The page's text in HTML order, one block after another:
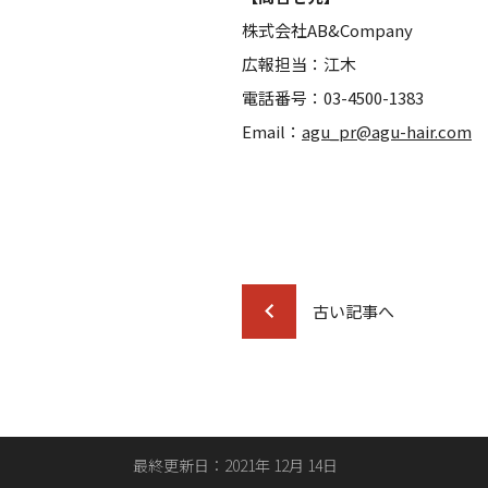
株式会社AB&Company
広報担当：江木
電話番号：03-4500-1383
Email： agu_pr@agu-hair.com
古い記事へ
最終更新日：2021年 12月 14日